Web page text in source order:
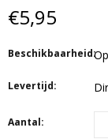
€5,95
Beschikbaarheid:
Levertijd:
Aantal: